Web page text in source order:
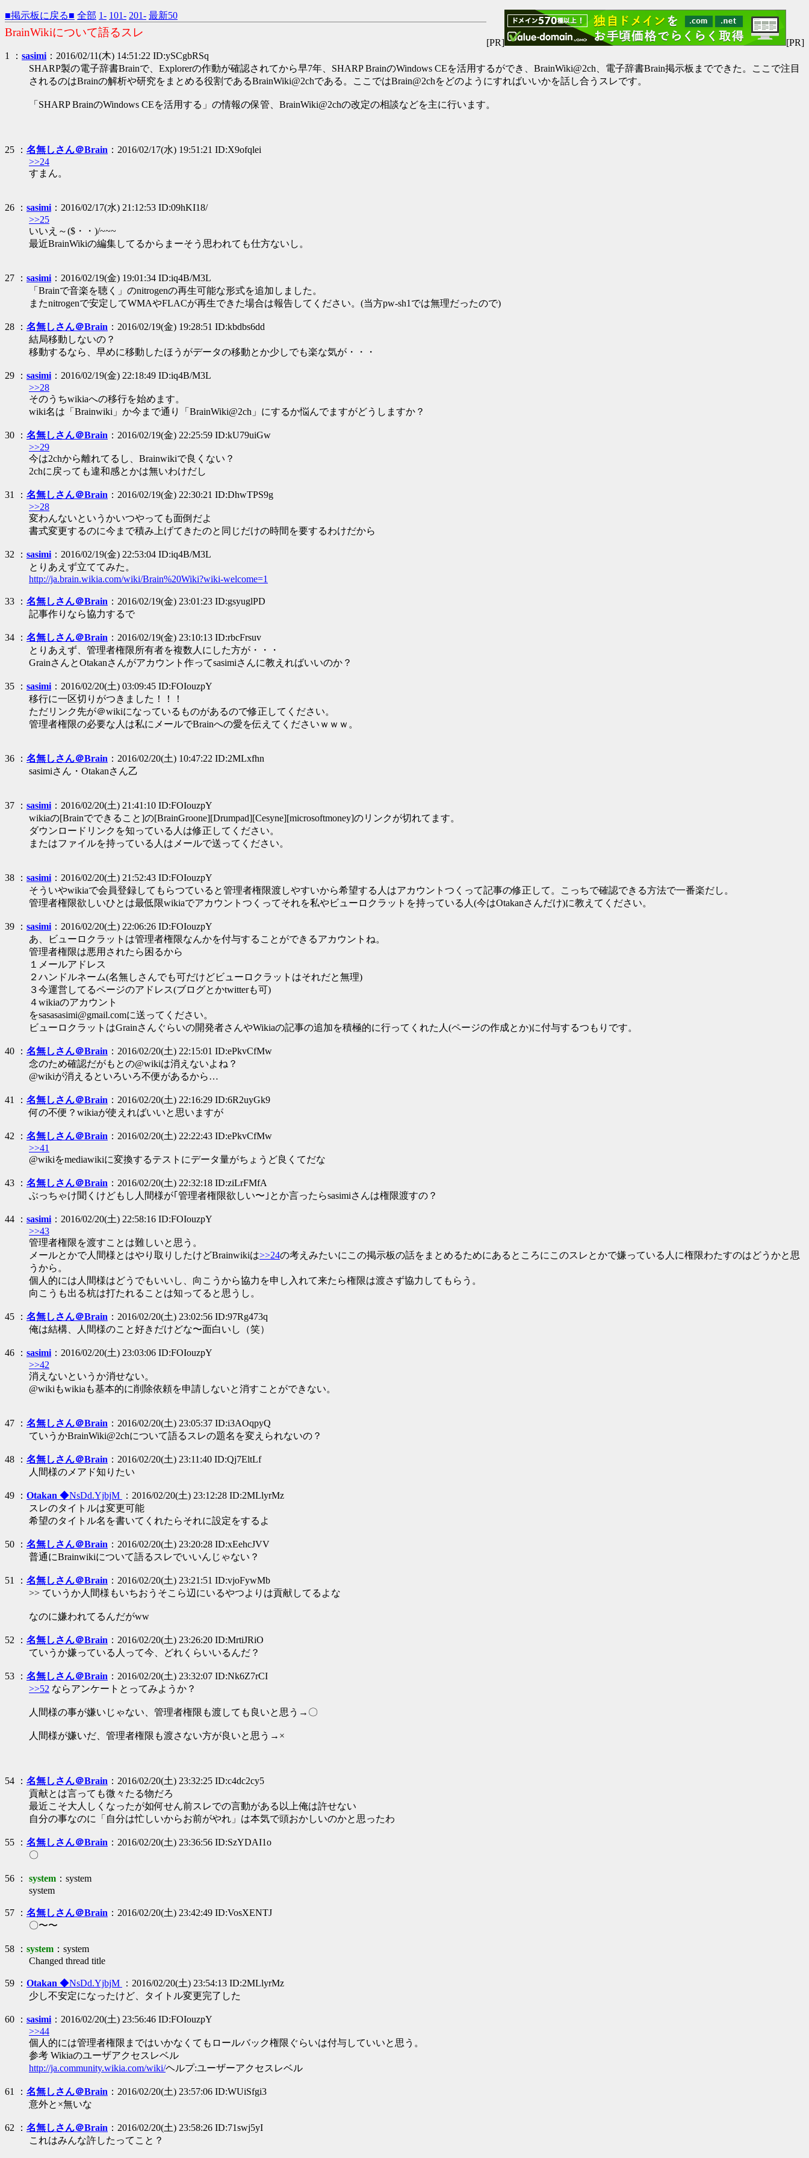
■掲示板に戻る■ 全部 1- 101- 201- 最新50
[PR] [PR]
BrainWikiについて語るスレ
1 ： sasimi：2016/02/11(木) 14:51:22 ID:ySCgbRSq
SHARP製の電子辞書Brainで、Explorerの作動が確認されてから早7年、SHARP BrainのWindows CEを活用するができ、BrainWiki@2ch、電子辞書Brain掲示板までできた。ここで注目
されるのはBrainの解析や研究をまとめる役割であるBrainWiki@2chである。ここではBrain@2chをどのようにすればいいかを話し合うスレです。
「SHARP BrainのWindows CEを活用する」の情報の保管、BrainWiki@2chの改定の相談などを主に行います。
25 ： 名無しさん＠Brain ：2016/02/17(水) 19:51:21 ID:X9ofqlei
>>24
すまん。
26 ： sasimi：2016/02/17(水) 21:12:53 ID:09hKI18/
>>25
いいえ～($・・)/~~~
最近BrainWikiの編集してるからまーそう思われても仕方ないし。
27 ： sasimi：2016/02/19(金) 19:01:34 ID:iq4B/M3L
「Brainで音楽を聴く」のnitrogenの再生可能な形式を追加しました。
またnitrogenで安定してWMAやFLACが再生できた場合は報告してください。(当方pw-sh1では無理だったので)
28 ： 名無しさん＠Brain ：2016/02/19(金) 19:28:51 ID:kbdbs6dd
結局移動しないの？
移動するなら、早めに移動したほうがデータの移動とか少しでも楽な気が・・・
29 ： sasimi：2016/02/19(金) 22:18:49 ID:iq4B/M3L
>>28
そのうちwikiaへの移行を始めます。
wiki名は「Brainwiki」か今まで通り「BrainWiki@2ch」にするか悩んでますがどうしますか？
30 ： 名無しさん＠Brain ：2016/02/19(金) 22:25:59 ID:kU79uiGw
>>29
今は2chから離れてるし、Brainwikiで良くない？
2chに戻っても違和感とかは無いわけだし
31 ： 名無しさん＠Brain ：2016/02/19(金) 22:30:21 ID:DhwTPS9g
>>28
変わんないというかいつやっても面倒だよ
書式変更するのに今まで積み上げてきたのと同じだけの時間を要するわけだから
32 ： sasimi：2016/02/19(金) 22:53:04 ID:iq4B/M3L
とりあえず立ててみた。
http://ja.brain.wikia.com/wiki/Brain%20Wiki?wiki-welcome=1
33 ： 名無しさん＠Brain ：2016/02/19(金) 23:01:23 ID:gsyuglPD
記事作りなら協力するで
34 ： 名無しさん＠Brain ：2016/02/19(金) 23:10:13 ID:rbcFrsuv
とりあえず、管理者権限所有者を複数人にした方が・・・
GrainさんとOtakanさんがアカウント作ってsasimiさんに教えればいいのか？
35 ： sasimi：2016/02/20(土) 03:09:45 ID:FOIouzpY
移行に一区切りがつきました！！！
ただリンク先が＠wikiになっているものがあるので修正してください。
管理者権限の必要な人は私にメールでBrainへの愛を伝えてくださいｗｗｗ。
36 ： 名無しさん＠Brain ：2016/02/20(土) 10:47:22 ID:2MLxfhn
sasimiさん・Otakanさん乙
37 ： sasimi：2016/02/20(土) 21:41:10 ID:FOIouzpY
wikiaの[Brainでできること]の[BrainGroone][Drumpad][Cesyne][microsoftmoney]のリンクが切れてます。
ダウンロードリンクを知っている人は修正してください。
またはファイルを持っている人はメールで送ってください。
38 ： sasimi：2016/02/20(土) 21:52:43 ID:FOIouzpY
そういやwikiaで会員登録してもらつていると管理者権限渡しやすいから希望する人はアカウントつくって記事の修正して。こっちで確認できる方法で一番楽だし。
管理者権限欲しいひとは最低限wikiaでアカウントつくってそれを私やビューロクラットを持っている人(今はOtakanさんだけ)に教えてください。
39 ： sasimi：2016/02/20(土) 22:06:26 ID:FOIouzpY
あ、ビューロクラットは管理者権限なんかを付与することができるアカウントね。
管理者権限は悪用されたら困るから
１メールアドレス
２ハンドルネーム(名無しさんでも可だけどビューロクラットはそれだと無理)
３今運営してるページのアドレス(ブログとかtwitterも可)
４wikiaのアカウント
をsasasasimi@gmail.comに送ってください。
ビューロクラットはGrainさんぐらいの開発者さんやWikiaの記事の追加を積極的に行ってくれた人(ページの作成とか)に付与するつもりです。
40 ： 名無しさん＠Brain ：2016/02/20(土) 22:15:01 ID:ePkvCfMw
念のため確認だがもとの@wikiは消えないよね？
@wikiが消えるといろいろ不便があるから…
41 ： 名無しさん＠Brain ：2016/02/20(土) 22:16:29 ID:6R2uyGk9
何の不便？wikiaが使えればいいと思いますが
42 ： 名無しさん＠Brain ：2016/02/20(土) 22:22:43 ID:ePkvCfMw
>>41
@wikiをmediawikiに変換するテストにデータ量がちょうど良くてだな
43 ： 名無しさん＠Brain ：2016/02/20(土) 22:32:18 ID:ziLrFMfA
ぶっちゃけ聞くけどもし人間様が｢管理者権限欲しい〜｣とか言ったらsasimiさんは権限渡すの？
44 ： sasimi：2016/02/20(土) 22:58:16 ID:FOIouzpY
>>43
管理者権限を渡すことは難しいと思う。
メールとかで人間様とはやり取りしたけどBrainwikiは>>24の考えみたいにこの掲示板の話をまとめるためにあるところにこのスレとかで嫌っている人に権限わたすのはどうかと思
うから。
個人的には人間様はどうでもいいし、向こうから協力を申し入れて来たら権限は渡さず協力してもらう。
向こうも出る杭は打たれることは知ってると思うし。
45 ： 名無しさん＠Brain ：2016/02/20(土) 23:02:56 ID:97Rg473q
俺は結構、人間様のこと好きだけどな〜面白いし（笑）
46 ： sasimi：2016/02/20(土) 23:03:06 ID:FOIouzpY
>>42
消えないというか消せない。
@wikiもwikiaも基本的に削除依頼を申請しないと消すことができない。
47 ： 名無しさん＠Brain ：2016/02/20(土) 23:05:37 ID:i3AOqpyQ
ていうかBrainWiki@2chについて語るスレの題名を変えられないの？
48 ： 名無しさん＠Brain ：2016/02/20(土) 23:11:40 ID:Qj7EltLf
人間様のメアド知りたい
49 ： Otakan ◆NsDd.YjbjM
：2016/02/20(土) 23:12:28 ID:2MLlyrMz
スレのタイトルは変更可能
希望のタイトル名を書いてくれたらそれに設定をするよ
50 ： 名無しさん＠Brain ：2016/02/20(土) 23:20:28 ID:xEehcJVV
普通にBrainwikiについて語るスレでいいんじゃない？
51 ： 名無しさん＠Brain ：2016/02/20(土) 23:21:51 ID:vjoFywMb
>> ていうか人間様もいちおうそこら辺にいるやつよりは貢献してるよな
なのに嫌われてるんだがww
52 ： 名無しさん＠Brain ：2016/02/20(土) 23:26:20 ID:MrtiJRiO
ていうか嫌っている人って今、どれくらいいるんだ？
53 ： 名無しさん＠Brain ：2016/02/20(土) 23:32:07 ID:Nk6Z7rCI
>>52 ならアンケートとってみようか？
人間様の事が嫌いじゃない、管理者権限も渡しても良いと思う→〇
人間様が嫌いだ、管理者権限も渡さない方が良いと思う→×
54 ： 名無しさん＠Brain ：2016/02/20(土) 23:32:25 ID:c4dc2cy5
貢献とは言っても微々たる物だろ
最近こそ大人しくなったが如何せん前スレでの言動がある以上俺は許せない
自分の事なのに「自分は忙しいからお前がやれ」は本気で頭おかしいのかと思ったわ
55 ： 名無しさん＠Brain ：2016/02/20(土) 23:36:56 ID:SzYDAI1o
〇
56 ： system ：system
system
57 ： 名無しさん＠Brain ：2016/02/20(土) 23:42:49 ID:VosXENTJ
〇〜〜
58 ： system ：system
Changed thread title
59 ： Otakan ◆NsDd.YjbjM
：2016/02/20(土) 23:54:13 ID:2MLlyrMz
少し不安定になったけど、タイトル変更完了した
60 ： sasimi：2016/02/20(土) 23:56:46 ID:FOIouzpY
>>44
個人的には管理者権限まではいかなくてもロールバック権限ぐらいは付与していいと思う。
参考 Wikiaのユーザアクセスレベル
http://ja.community.wikia.com/wiki/ヘルプ:ユーザーアクセスレベル
61 ： 名無しさん＠Brain ：2016/02/20(土) 23:57:06 ID:WUiSfgi3
意外と×無いな
62 ： 名無しさん＠Brain ：2016/02/20(土) 23:58:26 ID:71swj5yI
これはみんな許したってこと？